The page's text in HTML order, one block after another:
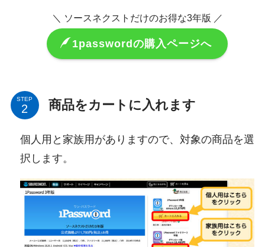
＼ ソースネクストだけのお得な3年版 ／
1passwordの購入ページへ
STEP 商品をカートに入れます
個人用と家族用がありますので、対象の商品を選
択します。